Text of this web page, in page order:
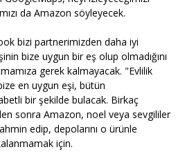
da Amazon söyleyecek.
bizi partnerimizden daha iyi
bize uygun bir eş olup olmadığını
gerek kalmayacak. "Evlilik
en uygun eşi, bütün
bir şekilde bulacak. Birkaç
sonra Amazon, noel veya sevgililer
edip, depolarını o ürünle
için.